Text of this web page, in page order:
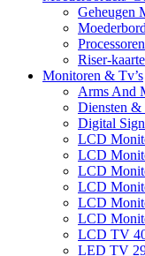
Geheugen
Processoren
Riser-
Monitoren & Tv’s
Arms And
Diensten &
Digital
LCD
LCD
LCD
LCD
LCD
LCD
LCD TV
LED TV